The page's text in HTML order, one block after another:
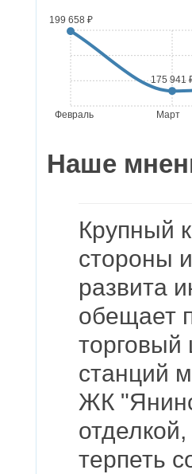
199 658 ₽
175 941
Февраль Март
Наше
Крупный
стороны
развита
обещает
торговый
станций
ЖК
терпеть